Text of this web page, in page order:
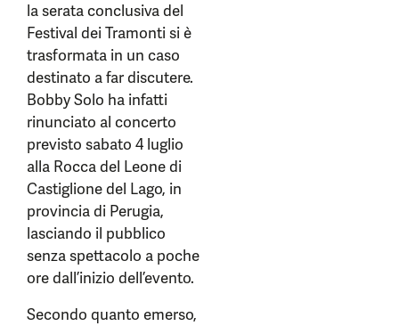
la serata conclusiva del
Festival dei Tramonti si è
trasformata in un caso
destinato a far discutere.
Bobby Solo ha infatti
rinunciato al concerto
previsto sabato 4 luglio
alla Rocca del Leone di
Castiglione del Lago, in
provincia di Perugia,
lasciando il pubblico
senza spettacolo a poche
ore dall’inizio dell’evento.
Secondo quanto emerso,